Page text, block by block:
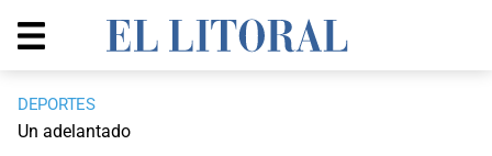
DEPORTES
Un adelantado